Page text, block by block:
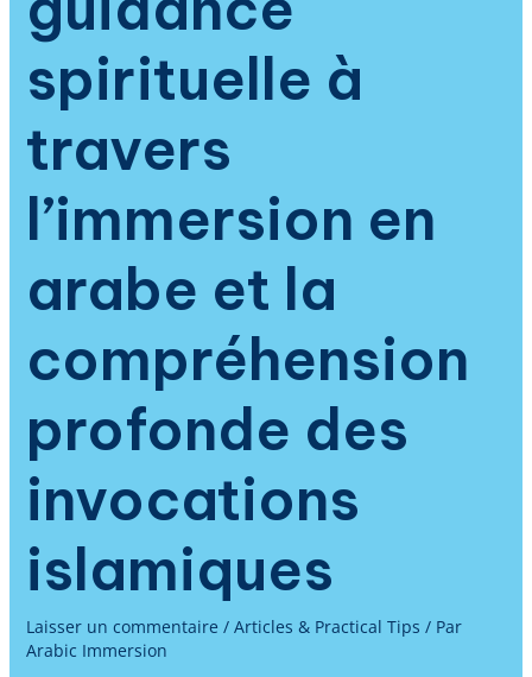
spirituelle à
travers
l’immersion en
arabe et la
compréhension
profonde des
invocations
islamiques
Laisser un commentaire / Articles & Practical Tips / Par
Arabic Immersion